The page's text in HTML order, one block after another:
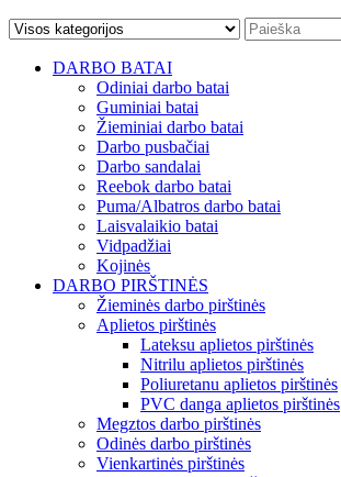
DARBO BATAI
Odiniai darbo batai
Guminiai batai
Žieminiai darbo batai
Darbo pusbačiai
Darbo sandalai
Reebok darbo batai
Puma/Albatros darbo batai
Laisvalaikio batai
Vidpadžiai
Kojinės
DARBO PIRŠTINĖS
Žieminės darbo pirštinės
Aplietos pirštinės
Lateksu aplietos pirštinės
Nitrilu aplietos pirštinės
Poliuretanu aplietos pirštinės
PVC danga aplietos pirštinės
Megztos darbo pirštinės
Odinės darbo pirštinės
Vienkartinės pirštinės